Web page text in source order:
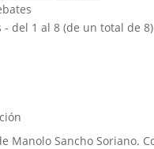
- del 1 al 8 (de un total de 8)
Manolo Sancho Soriano.